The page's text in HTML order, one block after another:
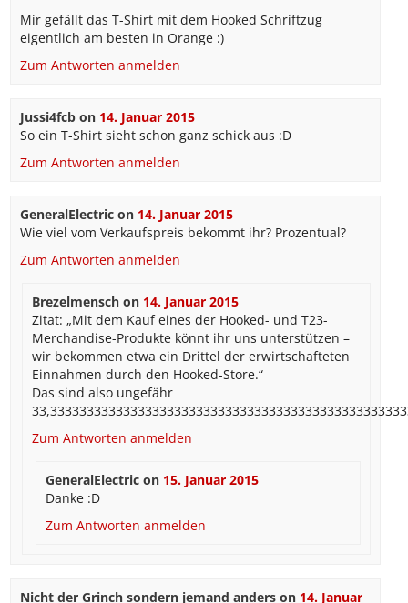
Mir gefällt das T-Shirt mit dem Hooked Schriftzug
eigentlich am besten in Orange :)
Zum Antworten anmelden
Jussi4fcbon 14. Januar 2015
So ein T-Shirt sieht schon ganz schick aus :D
Zum Antworten anmelden
GeneralElectricon 14. Januar 2015
Wie viel vom Verkaufspreis bekommt ihr? Prozentual?
Zum Antworten anmelden
Brezelmensch on 14. Januar 2015
Zitat: „Mit dem Kauf eines der Hooked- und T23-
Merchandise-Produkte könnt ihr uns unterstützen –
wir bekommen etwa ein Drittel der erwirtschafteten
Einnahmen durch den Hooked-Store.“
Das sind also ungefähr
Zum Antworten anmelden
GeneralElectric on 15. Januar 2015
Danke :D
Zum Antworten anmelden
Nicht der Grinch sondern jemand anderson 14. Januar